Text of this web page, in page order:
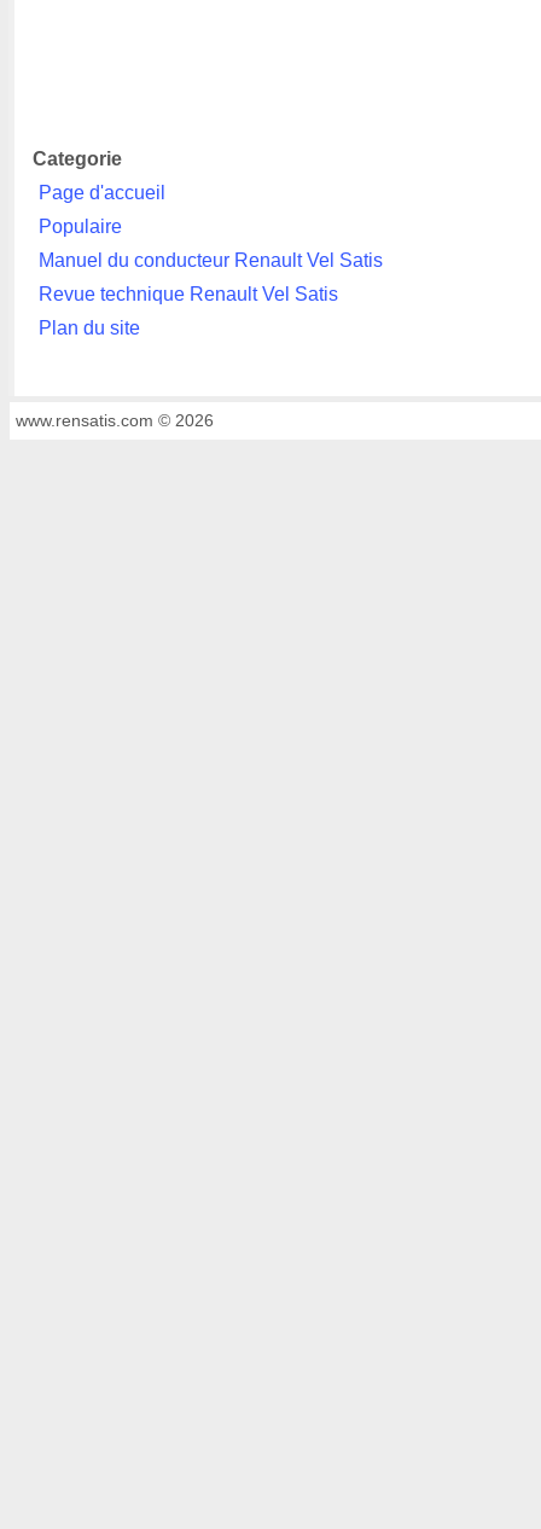
Categorie
Page d'accueil
Populaire
Manuel du conducteur Renault Vel Satis
Revue technique Renault Vel Satis
Plan du site
www.rensatis.com © 2026